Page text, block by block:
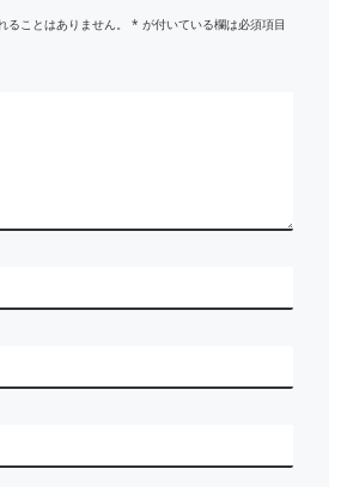
ることはありません。 * が付いている欄は必須項目